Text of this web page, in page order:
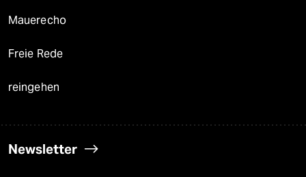
Mauerecho
Freie Rede
reingehen
Newsletter